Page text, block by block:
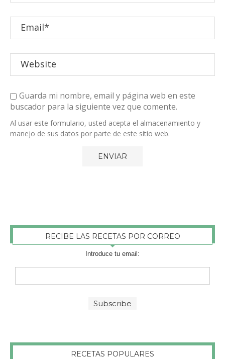
Guarda mi nombre, email y página web en este
buscador para la siguiente vez que comente.
Al usar este formulario, usted acepta el almacenamiento y
manejo de sus datos por parte de este sitio web.
RECIBE LAS RECETAS POR CORREO
Introduce tu email:
RECETAS POPULARES